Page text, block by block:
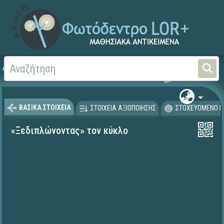
Αρχική
ΒΑΣΙΚΑ ΣΤΟΙΧΕΙΑ ΣΤΟΙΧΕΙΑ ΑΞΙΟΠΟΙΗΣΗΣ ΣΤΟΧΕΥΟΜΕΝΟ
«Ξεδιπλώνοντας» τον κύκλο